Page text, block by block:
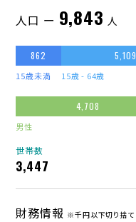
人口 ー 9,843 人
862
15歳未満
5,109
15歳 - 64歳
4,708
男性
世帯数
3,447
財務情報 ※千円以下切り捨て